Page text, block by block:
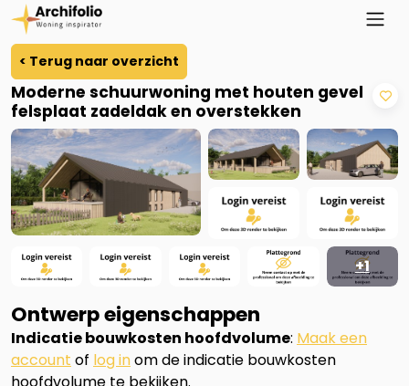
< Terug naar overzicht
Moderne schuurwoning met houten gevel
felsplaat zadeldak en overstekken
+1
Ontwerp eigenschappen
Indicatie bouwkosten hoofdvolume: Maak een
account of log inom de indicatie bouwkosten